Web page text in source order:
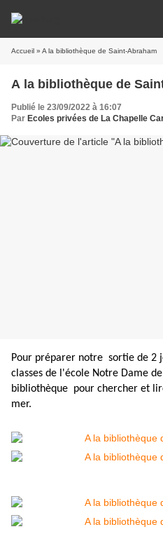
Accueil » A la bibliothèque de Saint-Abraham
A la bibliothèque de
Publié le 23/09/2022 à 16:07
Par Ecoles privées de La Chapelle
Pour préparer notre sortie de 2
classes de l'école Notre Dame
bibliothèque pour chercher et
mer.